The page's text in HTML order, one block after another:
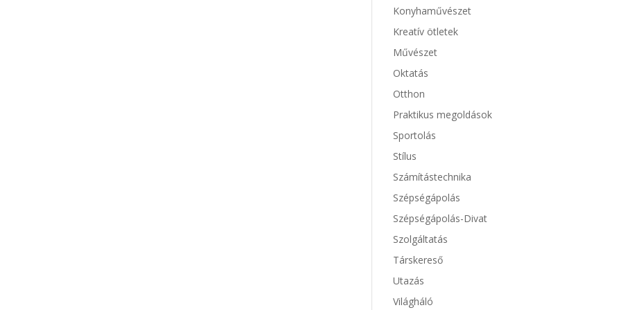
Konyhaművészet
Kreatív ötletek
Művészet
Oktatás
Otthon
Praktikus megoldások
Sportolás
Stílus
Számítástechnika
Szépségápolás
Szépségápolás-Divat
Szolgáltatás
Társkereső
Utazás
Világháló